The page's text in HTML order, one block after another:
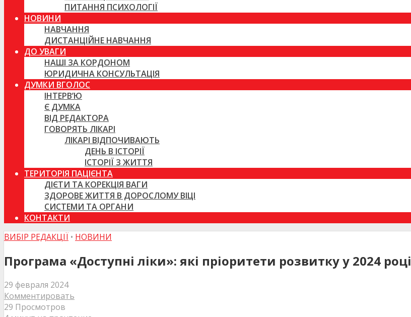
ПИТАННЯ ПСИХОЛОГІЇ
НОВИНИ
НАВЧАННЯ
ДИСТАНЦІЙНЕ НАВЧАННЯ
ДО УВАГИ
НАШІ ЗА КОРДОНОМ
ЮРИДИЧНА КОНСУЛЬТАЦІЯ
ДУМКИ ВГОЛОС
ІНТЕРВ’Ю
Є ДУМКА
ВІД РЕДАКТОРА
ГОВОРЯТЬ ЛІКАРІ
ЛІКАРІ ВІДПОЧИВАЮТЬ
ДЕНЬ В ІСТОРІЇ
ІСТОРІЇ З ЖИТТЯ
ТЕРИТОРІЯ ПАЦІЄНТА
ДІЄТИ ТА КОРЕКЦІЯ ВАГИ
ЗДОРОВЕ ЖИТТЯ В ДОРОСЛОМУ ВІЦІ
СИСТЕМИ ТА ОРГАНИ
КОНТАКТИ
ВИБІР РЕДАКЦІЇ • НОВИНИ
Програма «Доступні ліки»: які пріоритети розвитку у 2024 році
29 февраля 2024
Комментировать
29 Просмотров